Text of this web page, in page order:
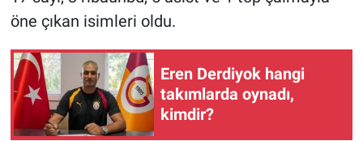
öne çıkan isimleri oldu.
Eren Derdiyok hangi
takımlarda oynadı,
kimdir?